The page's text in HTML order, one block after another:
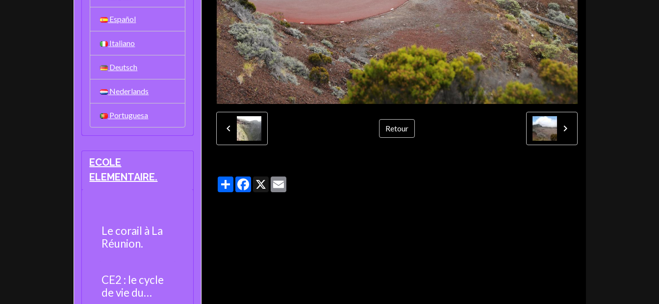
Retour
PartagerFacebook
X
Español
Italiano
Deutsch
Nederlands
Portuguesa
ECOLE
ELEMENTAIRE.
Le corail à La
Réunion.
CE2 : le cycle
de vie du